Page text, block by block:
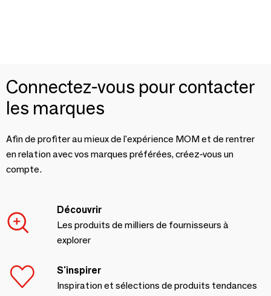
Connectez-vous pour contacter
les marques
Afin de profiter au mieux de l'expérience MOM et de rentrer
en relation avec vos marques préférées, créez-vous un
compte.
Découvrir
Les produits de milliers de fournisseurs à
explorer
S'inspirer
Inspiration et sélections de produits tendances